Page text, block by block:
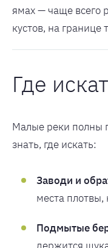
ямах — чаще всего
кустов, на границе
Где
Малые реки полны
знать, где искать:
Заводи и
места плотвы,
Подмытые
держится